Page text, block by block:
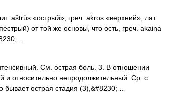
aštrùs «острый», греч. akros «верхний», лат.
от той же основы, что ость, греч. akaina
…
См. острая боль. 3. В отношении
и относительно непродолжительный. Ср. с
бывает острая стадия (3),&#8230; …